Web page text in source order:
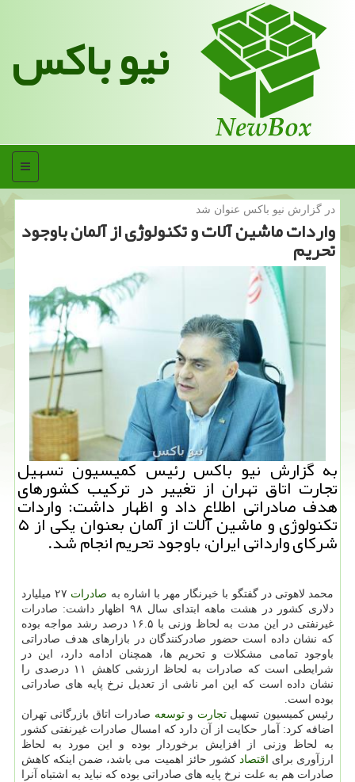
نیو باکس
منو
در گزارش نیو باكس عنوان شد
واردات ماشین آلات و تكنولوژی از آلمان باوجود
تحریم
به گزارش نیو باكس رئیس كمیسیون تسهیل
تجارت اتاق تهران از تغییر در تركیب كشورهای
هدف صادراتی اطلاع داد و اظهار داشت: واردات
تكنولوژی و ماشین آلات از آلمان بعنوان یكی از ۵
شركای وارداتی ایران، باوجود تحریم انجام شد.
محمد لاهوتی در گفتگو با خبرنگار مهر با اشاره به صادرات
۲۷ میلیارد
دلاری كشور در هشت ماهه ابتدای سال ۹۸ اظهار داشت: صادرات
غیرنفتی در این مدت به لحاظ وزنی با ۱۶.۵ درصد رشد مواجه بوده
كه نشان داده است حضور صادركنندگان در بازارهای هدف صادراتی
باوجود تمامی مشكلات و تحریم ها، همچنان ادامه دارد، این در
شرایطی است كه صادرات به لحاظ ارزشی كاهش ۱۱ درصدی را
نشان داده است كه این امر ناشی از تعدیل نرخ پایه های صادراتی
بوده است.
رئیس كمیسیون تسهیلتجارت وتوسعه صادرات اتاق بازرگانی تهران
اضافه كرد: آمار حكایت از آن دارد كه امسال صادرات غیرنفتی كشور
به لحاظ وزنی از افزایش برخوردار بوده و این مورد به لحاظ
ارزآوری برای
اقتصاد كشور حائز اهمیت می باشد، ضمن اینكه كاهش
صادرات هم به علت نرخ پایه های صادراتی بوده كه نباید به اشتباه آنرا